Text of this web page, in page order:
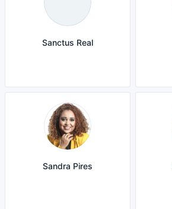
Sanctus Real
Sandra Pires